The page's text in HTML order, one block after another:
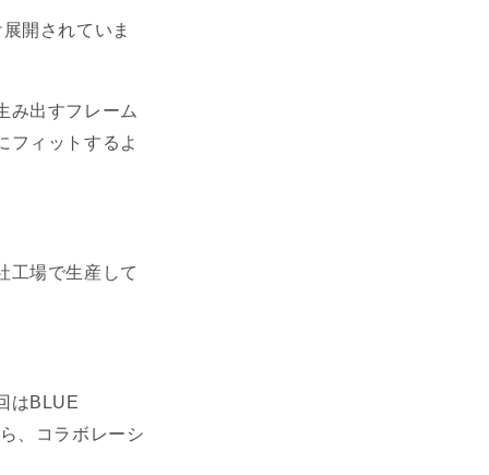
開されていま
み出すフレーム
フィットするよ
工場で生産して
はBLUE
、コラボレーシ